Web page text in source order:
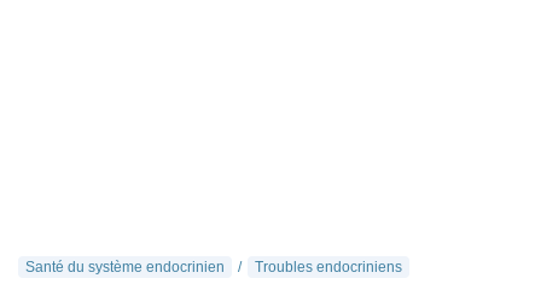
Santé du système endocrinien Troubles endocriniens